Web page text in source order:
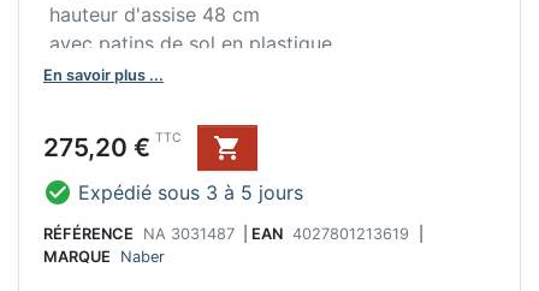
hauteur d'assise 48 cm
avec patins de sol en plastique
livraison démontée
En savoir plus ...
Prix
275,20 € TTC

 Expédié sous 3 à 5 jours
RÉFÉRENCE NA 3031487 EAN 4027801213619
MARQUE
Naber